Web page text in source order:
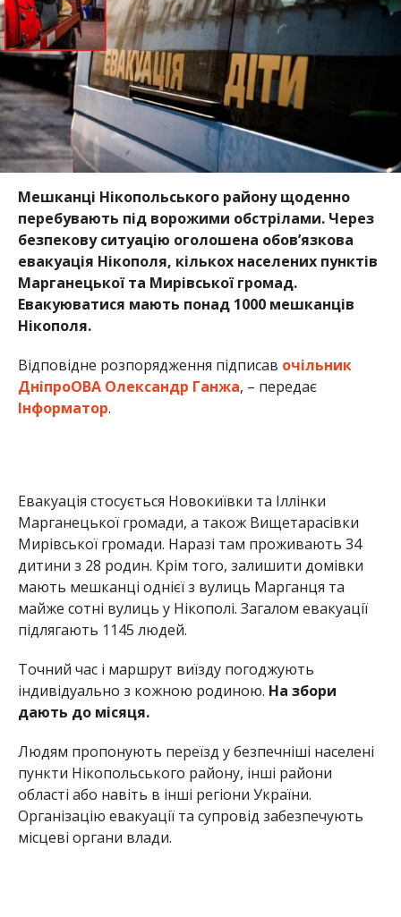
Мешканці Нікопольського району щоденно
перебувають під ворожими обстрілами. Через
безпекову ситуацію оголошена обов’язкова
евакуація Нікополя, кількох населених пунктів
Марганецької та Мирівської громад.
Евакуюватися мають понад 1000 мешканців
Нікополя.
Відповідне розпорядження підписав очільник
ДніпроОВА Олександр Ганжа, – передає
Інформатор.
Евакуація стосується Новокиївки та Іллінки
Марганецької громади, а також Вищетарасівки
Мирівської громади. Наразі там проживають 34
дитини з 28 родин. Крім того, залишити домівки
мають мешканці однієї з вулиць Марганця та
майже сотні вулиць у Нікополі. Загалом евакуації
підлягають 1145 людей.
Точний час і маршрут виїзду погоджують
індивідуально з кожною родиною. На збори
дають до місяця.
Людям пропонують переїзд у безпечніші населені
пункти Нікопольського району, інші райони
області або навіть в інші регіони України.
Організацію евакуації та супровід забезпечують
місцеві органи влади.